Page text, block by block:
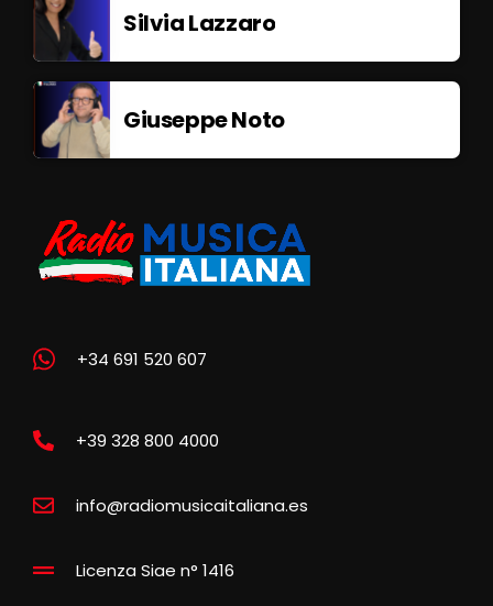
Silvia Lazzaro
Giuseppe Noto
+34 691 520 607
+39 328 800 4000
info@radiomusicaitaliana.es
Licenza Siae n° 1416